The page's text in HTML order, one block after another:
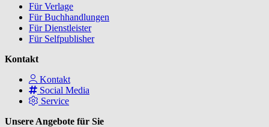
Für Verlage
Für Buchhandlungen
Für Dienstleister
Für Selfpublisher
Kontakt
Kontakt
Social Media
Service
Unsere Angebote für Sie